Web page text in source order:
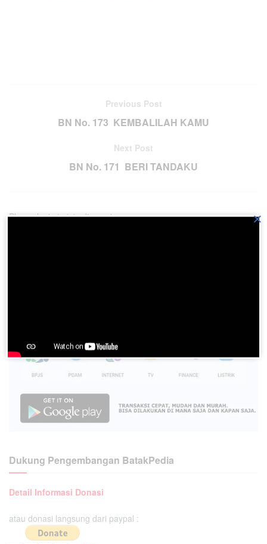
Previous Post
BN No. 173 KEMBALILAH KAMU
Next Post
BN No. 171 BERI TANDAKU
Pleaseloginto join discussion
Dukung Pengembangan BatakPedia
Detail Informasi Donasi
atau donasi langsung dari paypal :
×